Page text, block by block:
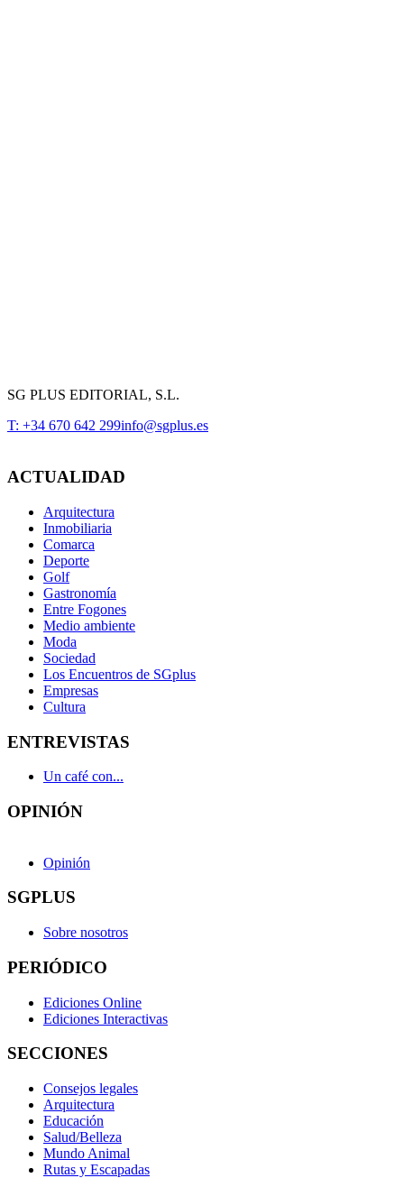
SG PLUS EDITORIAL, S.L.
T: +34 670 642 299info@sgplus.es
ACTUALIDAD
Arquitectura
Inmobiliaria
Comarca
Deporte
Golf
Gastronomía
Entre Fogones
Medio ambiente
Moda
Sociedad
Los Encuentros de SGplus
Empresas
Cultura
ENTREVISTAS
Un café con...
OPINIÓN
Opinión
SGPLUS
Sobre nosotros
PERIÓDICO
Ediciones Online
Ediciones Interactivas
SECCIONES
Consejos legales
Arquitectura
Educación
Salud/Belleza
Mundo Animal
Rutas y Escapadas